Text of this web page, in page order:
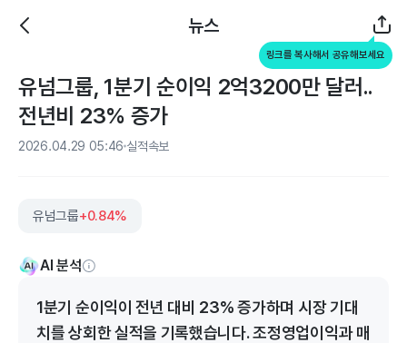
뉴스
링크를 복사해서 공유해보세요
유넘그룹, 1분기 순이익 2억3200만 달러..
전년비 23% 증가
2026.04.29 05:46 실적속보
유넘그룹+0.84%
AI 분석
1분기 순이익이 전년 대비 23% 증가하며 시장 기대
치를 상회한 실적을 기록했습니다. 조정영업이익과 매